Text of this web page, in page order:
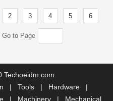
2 3 4 5 6
Go to Page
Techoeidm.com
| Tools | Hardware
|
| Machinery | Mechanical